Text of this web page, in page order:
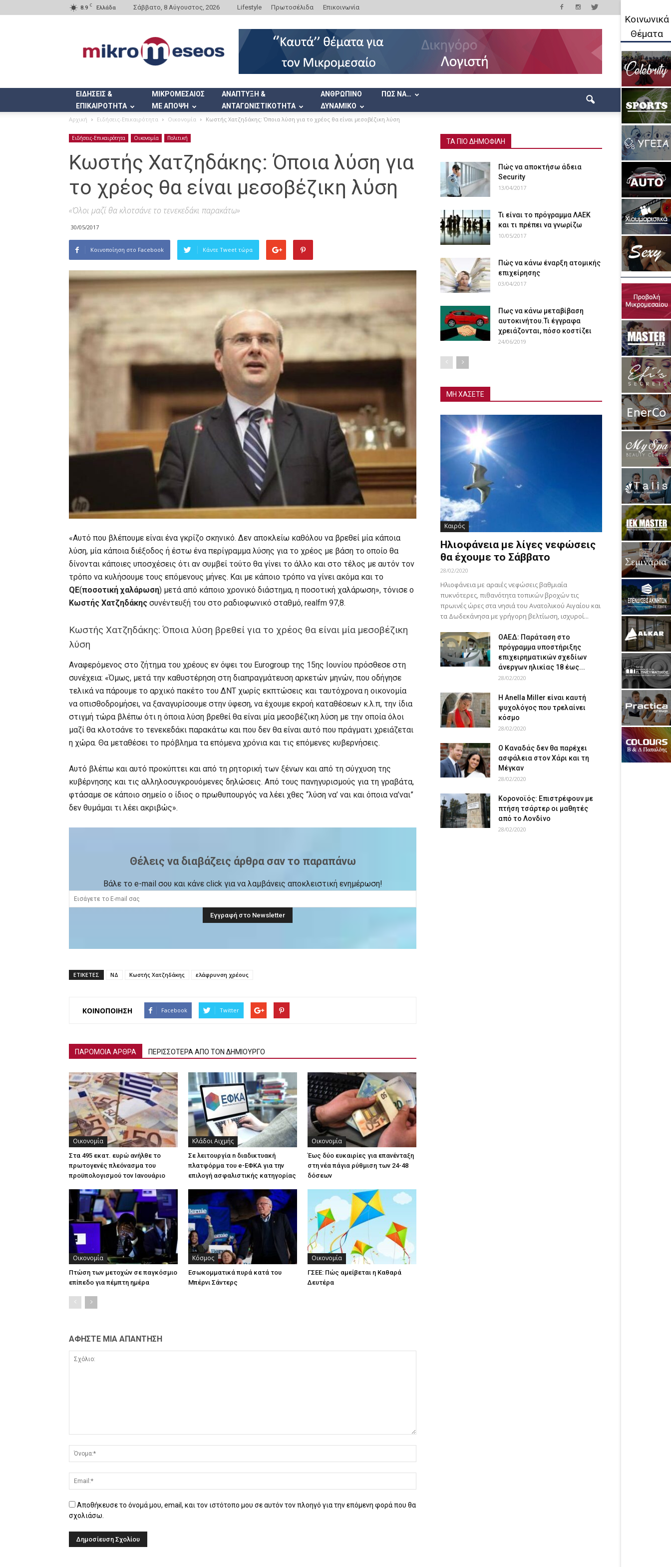
8.9 C Ελλάδα Σάββατο, 8 Αύγουστος, 2026 Lifestyle Πρωτοσέλιδα Επικοινωνία
ΕΙΔΗΣΕΙΣ &
ΕΠΙΚΑΙΡΟΤΗΤΑ
ΜΙΚΡΟΜΕΣΑΙΟΣ
ΜΕ ΑΠΟΨΗ
ΑΝΑΠΤΥΞΗ &
ΑΝΤΑΓΩΝΙΣΤΙΚΟΤΗΤΑ
ΑΝΘΡΩΠΙΝΟ
ΔΥΝΑΜΙΚΟ
ΠΩΣ ΝΑ…
Αρχική Ειδήσεις-Επικαιρότητα Οικονομία Κωστής Χατζηδάκης: Όποια λύση για το χρέος θα είναι μεσοβέζικη λύση
Ειδήσεις-Επικαιρότητα Οικονομία Πολιτική
Κωστής Χατζηδάκης: Όποια λύση για
το χρέος θα είναι μεσοβέζικη λύση
«Όλοι μαζί θα κλοτσάνε το τενεκεδάκι παρακάτω»
30/05/2017
Κοινοποίηση στο Facebook Κάντε Tweet τώρα
«Αυτό που βλέπουμε είναι ένα γκρίζο σκηνικό. Δεν αποκλείω καθόλου να βρεθεί μία κάποια
λύση, μία κάποια διέξοδος ή έστω ένα περίγραμμα λύσης για το χρέος με βάση το οποίο θα
δίνονται κάποιες υποσχέσεις ότι αν συμβεί τούτο θα γίνει το άλλο και στο τέλος με αυτόν τον
τρόπο να κυλήσουμε τους επόμενους μήνες. Και με κάποιο τρόπο να γίνει ακόμα και το
QE(ποσοτική χαλάρωση) μετά από κάποιο χρονικό διάστημα, η ποσοτική χαλάρωση», τόνισε ο
Κωστής Χατζηδάκης συνέντευξή του στο ραδιοφωνικό σταθμό, realfm 97,8.
Κωστής Χατζηδάκης: Όποια λύση βρεθεί για το χρέος θα είναι μία μεσοβέζικη
λύση
Αναφερόμενος στο ζήτημα του χρέους εν όψει του Eurogroup της 15ης Ιουνίου πρόσθεσε στη
συνέχεια: «Όμως, μετά την καθυστέρηση στη διαπραγμάτευση αρκετών μηνών, που οδήγησε
τελικά να πάρουμε το αρχικό πακέτο του ΔΝΤ χωρίς εκπτώσεις και ταυτόχρονα η οικονομία
να οπισθοδρομήσει, να ξαναγυρίσουμε στην ύφεση, να έχουμε εκροή καταθέσεων κ.λ.π, την ίδια
στιγμή τώρα βλέπω ότι η όποια λύση βρεθεί θα είναι μία μεσοβέζικη λύση με την οποία όλοι
μαζί θα κλοτσάνε το τενεκεδάκι παρακάτω και που δεν θα είναι αυτό που πράγματι χρειάζεται
η χώρα. Θα μεταθέσει το πρόβλημα τα επόμενα χρόνια και τις επόμενες κυβερνήσεις.
Αυτό βλέπω και αυτό προκύπτει και από τη ρητορική των ξένων και από τη σύγχυση της
κυβέρνησης και τις αλληλοσυγκρουόμενες δηλώσεις. Από τους πανηγυρισμούς για τη γραβάτα,
φτάσαμε σε κάποιο σημείο ο ίδιος ο πρωθυπουργός να λέει χθες “λύση να’ ναι και όποια να’ναι”
δεν θυμάμαι τι λέει ακριβώς».
Θέλεις να διαβάζεις άρθρα σαν το παραπάνω
Βάλε το e-mail σου και κάνε click για να λαμβάνεις αποκλειστική ενημέρωση!
ΕΤΙΚΕΤΕΣ ΝΔ Κωστής Χατζηδάκης ελάφρυνση χρέους
ΚΟΙΝΟΠΟΙΗΣΗ Facebook Twitter
ΠΑΡΟΜΟΙΑ ΑΡΘΡΑ ΠΕΡΙΣΣΟΤΕΡΑ ΑΠΟ ΤΟΝ ΔΗΜΙΟΥΡΓΟ
Οικονομία
Στα 495 εκατ. ευρώ ανήλθε το
πρωτογενές πλεόνασμα του
προϋπολογισμού τον Ιανουάριο
Κλάδοι Αιχμής
Σε λειτουργία n διαδικτυακή
πλατφόρμα του e-ΕΦΚΑ για την
επιλογή ασφαλιστικής κατηγορίας
Οικονομία
Έως δύο ευκαιρίες για επανένταξη
στη νέα πάγια ρύθμιση των 24-48
δόσεων
Οικονομία
Πτώση των μετοχών σε παγκόσμιο
επίπεδο για πέμπτη ημέρα
Κόσμος
Εσωκομματικά πυρά κατά του
Μπέρνι Σάντερς
Οικονομία
ΓΣΕΕ: Πώς αμείβεται η Καθαρά
Δευτέρα
ΑΦΗΣΤΕ ΜΙΑ ΑΠΑΝΤΗΣΗ
Αποθήκευσε το όνομά μου, email, και τον ιστότοπο μου σε αυτόν τον πλοηγό για την επόμενη φορά που θα
σχολιάσω.
ΤΑ ΠΙΟ ΔΗΜΟΦΙΛΗ
Πώς να αποκτήσω άδεια
Security
13/04/2017
Τι είναι το πρόγραμμα ΛΑΕΚ
και τι πρέπει να γνωρίζω
10/05/2017
Πώς να κάνω έναρξη ατομικής
επιχείρησης
03/04/2017
Πως να κάνω μεταβίβαση
αυτοκινήτου.Τι έγγραφα
χρειάζονται, πόσο κοστίζει
24/06/2019
ΜΗ ΧΑΣΕΤΕ
Καιρός
Ηλιοφάνεια με λίγες νεφώσεις
θα έχουμε το Σάββατο
28/02/2020
Ηλιοφάνεια με αραιές νεφώσεις βαθμιαία
πυκνότερες, πιθανότητα τοπικών βροχών τις
πρωινές ώρες στα νησιά του Ανατολικού Αιγαίου και
τα Δωδεκάνησα με γρήγορη βελτίωση, ισχυροί...
ΟΑΕΔ: Παράταση στο
πρόγραμμα υποστήριξης
επιχειρηματικών σχεδίων
άνεργων ηλικίας 18 έως...
28/02/2020
Η Anella Miller είναι καυτή
ψυχολόγος που τρελαίνει
κόσμο
28/02/2020
Ο Καναδάς δεν θα παρέχει
ασφάλεια στον Χάρι και τη
Μέγκαν
28/02/2020
Κορονοϊός: Επιστρέφουν με
πτήση τσάρτερ οι μαθητές
από το Λονδίνο
28/02/2020
Κοινωνικά
Θέματα